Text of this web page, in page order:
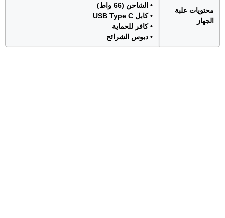
محتويات علبة
الجهاز
• الشاحن (66 واط)
• كابل USB Type C
• كافر للحماية
• دبوس الشرائح